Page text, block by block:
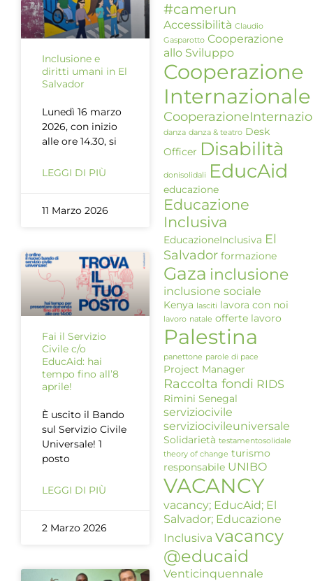
Inclusione e
diritti umani in El
Salvador
Lunedì 16 marzo
2026, con inizio
alle ore 14.30, si
LEGGI DI PIÙ
11 Marzo 2026
Fai il Servizio
Civile c/o
EducAid: hai
tempo fino all’8
aprile!
È uscito il Bando
sul Servizio Civile
Universale! 1
posto
LEGGI DI PIÙ
2 Marzo 2026
#camerun
Accessibilità Claudio
Gasparotto Cooperazione
allo Sviluppo
Cooperazione
Internazionale
danza danza & teatro Desk
Officer Disabilità
donisolidali EducAid
educazione
Educazione
Inclusiva
EducazioneInclusiva El
Salvador formazione
Gaza inclusione
inclusione sociale
Kenya lasciti lavora con noi
lavoro natale offerte lavoro
Palestina
panettone parole di pace
Project Manager
Raccolta fondi RIDS
Rimini Senegal
serviziocivile
serviziocivileuniversale
Solidarietà testamentosolidale
theory of change turismo
responsabile UNIBO
VACANCY
vacancy; EducAid; El
Salvador; Educazione
Inclusiva vacancy
@educaid
Venticinquennale